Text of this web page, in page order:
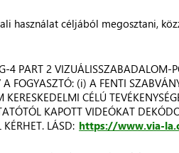
használat céljából megosztani,
4 PART 2 VIZUÁLISSZABADALOM-
A FOGYASZTÓ: (i) A FENTI
CÉLÚ
KAPOTT VIDEÓKAT
LÁSD: https://www.via-